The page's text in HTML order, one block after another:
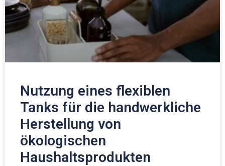
Nutzung eines flexiblen
Tanks für die handwerkliche
Herstellung von
ökologischen
Haushaltsprodukten